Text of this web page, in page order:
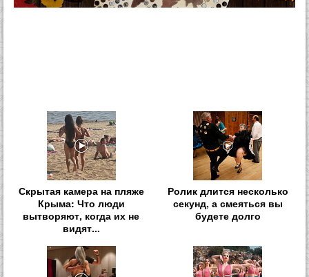
Скрытая камера на пляже
Крыма: Что люди
вытворяют, когда их не
видят...
Ролик длится несколько
секунд, а смеяться вы
будете долго